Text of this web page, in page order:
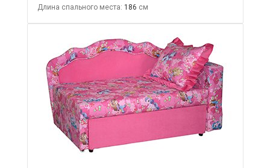
Длина спального места: 186